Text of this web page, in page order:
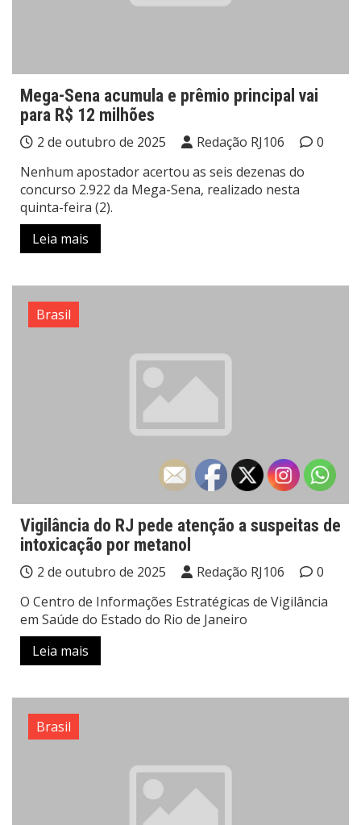
Mega-Sena acumula e prêmio principal vai
para R$ 12 milhões
2 de outubro de 2025 Redação RJ106
0
Nenhum apostador acertou as seis dezenas do
concurso 2.922 da Mega-Sena, realizado nesta
quinta-feira (2).
Leia mais
Brasil
Vigilância do RJ pede atenção a suspeitas de
intoxicação por metanol
2 de outubro de 2025 Redação RJ106
0
O Centro de Informações Estratégicas de Vigilância
em Saúde do Estado do Rio de Janeiro
Leia mais
Brasil